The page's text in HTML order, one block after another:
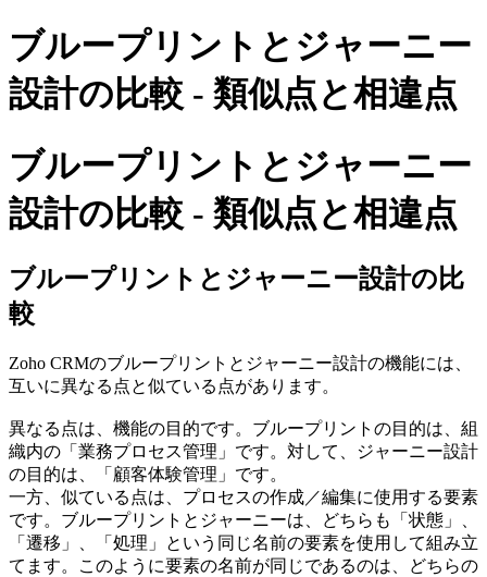
ブループリントとジャーニー
設計の比較 - 類似点と相違点
ブループリントとジャーニー
設計の比較 - 類似点と相違点
ブループリントとジャーニー設計の比
較
Zoho CRMのブループリントとジャーニー設計の機能には、
互いに異なる点と似ている点があります。
異なる点は、機能の目的です。ブループリントの目的は、組
織内の「業務プロセス管理」です。対して、ジャーニー設計
の目的は、「顧客体験管理」です。
一方、似ている点は、プロセスの作成／編集に使用する要素
です。ブループリントとジャーニーは、どちらも「状態」、
「遷移」、「処理」という同じ名前の要素を使用して組み立
てます。このように要素の名前が同じであるのは、どちらの